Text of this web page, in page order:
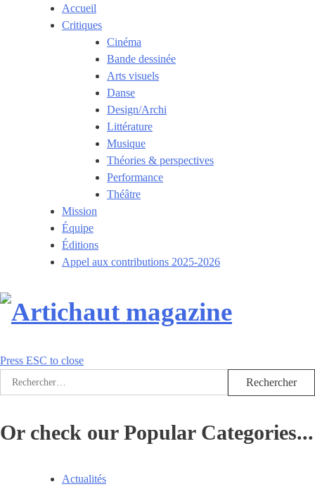
Accueil
Critiques
Cinéma
Bande dessinée
Arts visuels
Danse
Design/Archi
Littérature
Musique
Théories & perspectives
Performance
Théâtre
Mission
Équipe
Éditions
Appel aux contributions 2025-2026
Press ESC to close
Rechercher :
Or check our Popular Categories...
Actualités